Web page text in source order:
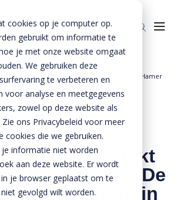
cookies op je computer op.
gebruikt om informatie te
je met onze website omgaat
We gebruiken deze
te verbeteren en
voor analyse en meetgegevens
zowel op deze website als
ons Privacybeleid voor meer
cookies die we gebruiken.
informatie niet worden
aan deze website. Er wordt
je browser geplaatst om te
gevolgd wilt worden.
proef duikt duurzame 4U-tegel van De Hamer
op in Nijmegen
- Bijgewerkt op24 maart 2026
proef duikt
4U-tegel van De
vaker op in